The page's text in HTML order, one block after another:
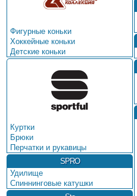
Фигурные коньки
Хоккейные коньки
Детские коньки
Куртки
Брюки
Перчатки и рукавицы
SPRO
Удилище
Спиннинговые катушки